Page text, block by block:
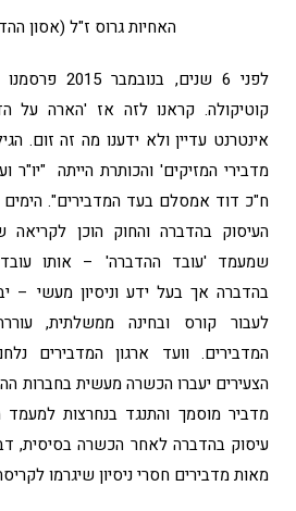
האחיות גרוס ז"ל (אסון
לפני 6 שנים,
קוטיקולה. קראנו לזה אז 'הארה על
אינטרנט עדיין ולא ידענו מה זה זום.
מדבירי המזיקים' והכותרת הייתה "יו"ר
ח"כ דוד אמסלם בעד המדבירים". הימים
העיסוק בהדברה והחוק הוכן
שמעמד 'עובד ההדברה' – אותו
בהדברה אך בעל ידע וניסיון מעשי –
לעבור קורס ובחינה ממשלתית,
המדבירים. וועד ארגון המדבירים
הצעירים יעברו הכשרה מעשית בחברות
מדביר מוסמך והתנגד בנחרצות
עיסוק בהדברה לאחר הכשרה בסיסית,
מאות מדבירים חסרי ניסיון שיגרמו